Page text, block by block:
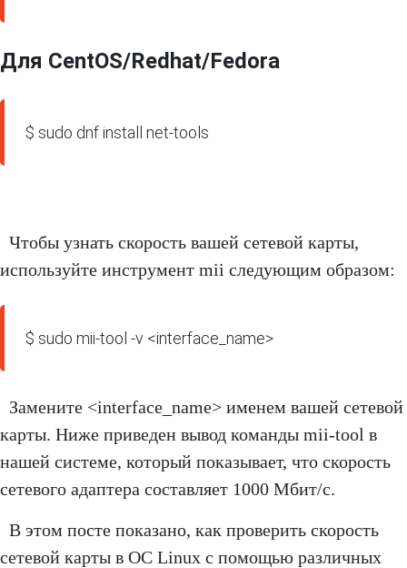
Для CentOS/Redhat/Fedora
$ sudo dnf install net-tools
Чтобы узнать скорость вашей сетевой карты,
используйте инструмент mii следующим образом:
$ sudo mii-tool -v <interface_name>
Замените <interface_name> именем вашей сетевой
карты. Ниже приведен вывод команды mii-tool в
нашей системе, который показывает, что скорость
сетевого адаптера составляет 1000 Мбит/с.
В этом посте показано, как проверить скорость
сетевой карты в ОС Linux с помощью различных